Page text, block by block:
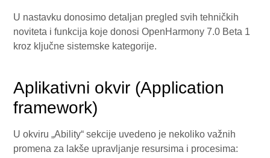
U nastavku donosimo detaljan pregled svih tehničkih
noviteta i funkcija koje donosi OpenHarmony 7.0 Beta 1
kroz ključne sistemske kategorije.
Aplikativni okvir (Application
framework)
U okviru „Ability“ sekcije uvedeno je nekoliko važnih
promena za lakše upravljanje resursima i procesima: